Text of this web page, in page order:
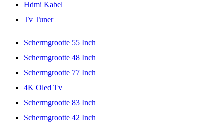
Hdmi Kabel
Tv Tuner
Schermgrootte 55 Inch
Schermgrootte 48 Inch
Schermgrootte 77 Inch
4K Oled Tv
Schermgrootte 83 Inch
Schermgrootte 42 Inch